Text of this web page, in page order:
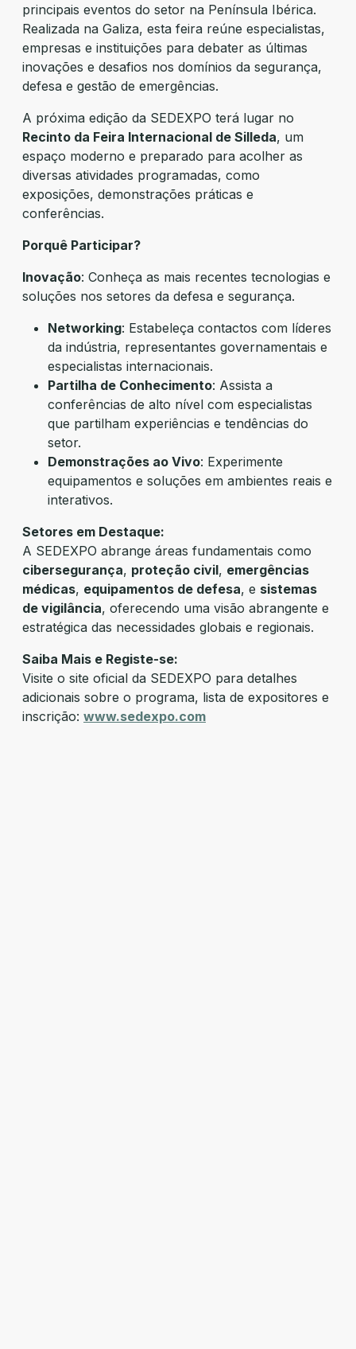
principais eventos do setor na Península Ibérica.
Realizada na Galiza, esta feira reúne especialistas,
empresas e instituições para debater as últimas
inovações e desafios nos domínios da segurança,
defesa e gestão de emergências.
A próxima edição da SEDEXPO terá lugar no
Recinto da Feira Internacional de Silleda, um
espaço moderno e preparado para acolher as
diversas atividades programadas, como
exposições, demonstrações práticas e
conferências.
Porquê Participar?
Inovação: Conheça as mais recentes tecnologias e
soluções nos setores da defesa e segurança.
Networking: Estabeleça contactos com líderes
da indústria, representantes governamentais e
especialistas internacionais.
Partilha de Conhecimento: Assista a
conferências de alto nível com especialistas
que partilham experiências e tendências do
setor.
Demonstrações ao Vivo: Experimente
equipamentos e soluções em ambientes reais e
interativos.
Setores em Destaque:
A SEDEXPO abrange áreas fundamentais como
cibersegurança, proteção civil, emergências
médicas, equipamentos de defesa, e sistemas
de vigilância, oferecendo uma visão abrangente e
estratégica das necessidades globais e regionais.
Saiba Mais e Registe-se:
Visite o site oficial da SEDEXPO para detalhes
adicionais sobre o programa, lista de expositores e
inscrição: www.sedexpo.com